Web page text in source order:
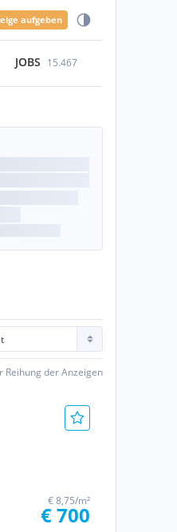
aufgeben
JOBS 15.467
Reihung der Anzeigen
€ 8,75/m²
€ 700